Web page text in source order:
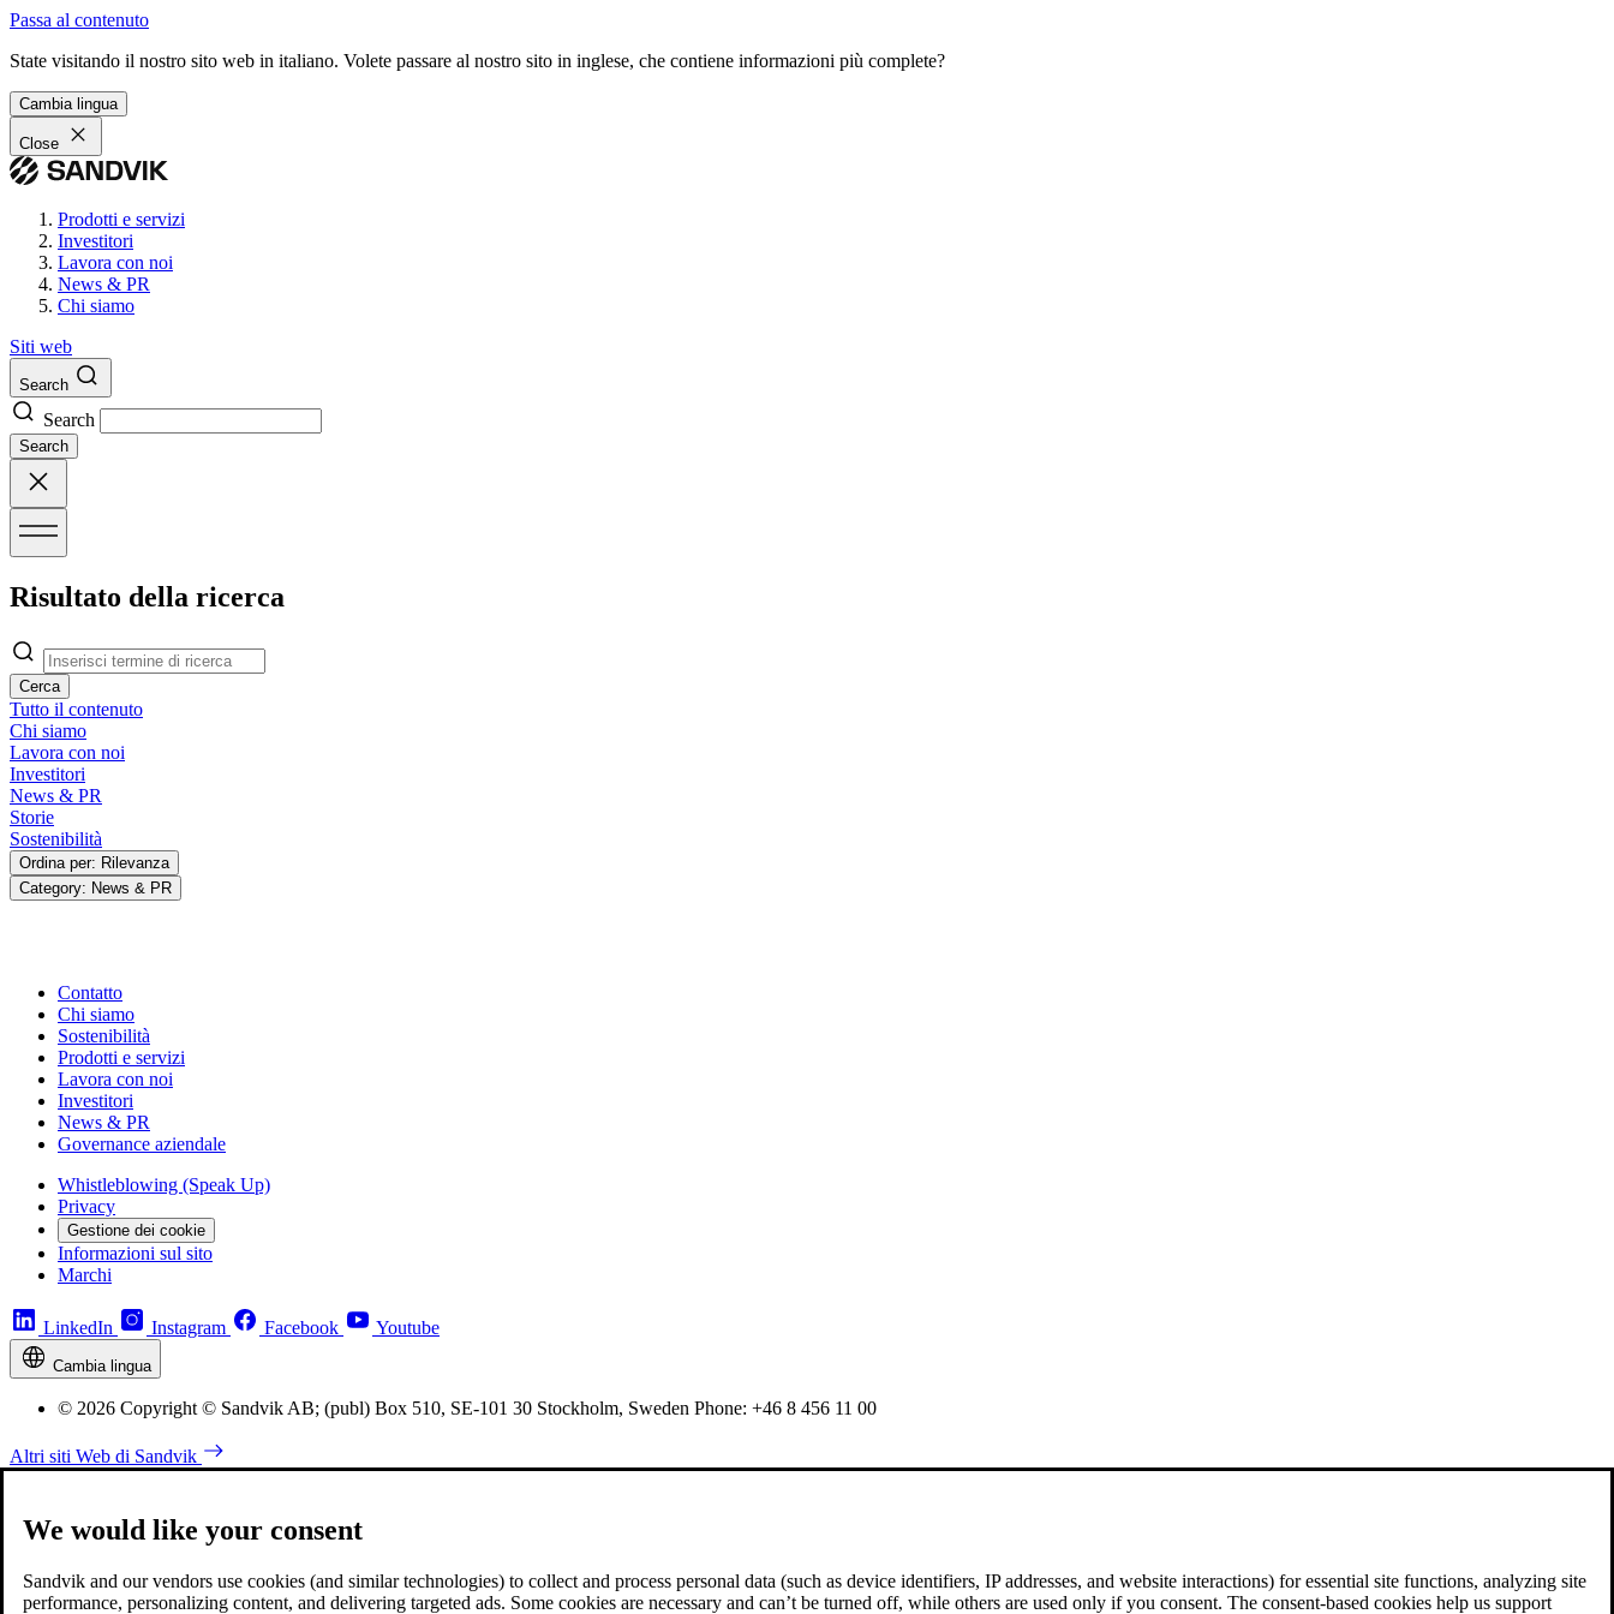
Passa al contenuto
State visitando il nostro sito web in italiano. Volete passare al nostro sito in inglese, che contiene informazioni più complete?
Cambia lingua
Close
Prodotti e servizi
Investitori
Lavora con noi
News & PR
Chi siamo
Siti web
Search
Search
Search
Risultato della ricerca
Cerca
Tutto il contenuto
Chi siamo
Lavora con noi
Investitori
News & PR
Storie
Sostenibilità
Ordina per: Rilevanza
Category: News & PR
Contatto
Chi siamo
Sostenibilità
Prodotti e servizi
Lavora con noi
Investitori
News & PR
Governance aziendale
Whistleblowing (Speak Up)
Privacy
Gestione dei cookie
Informazioni sul sito
Marchi
LinkedIn Instagram Facebook Youtube
Cambia lingua
© 2026 Copyright © Sandvik AB; (publ) Box 510, SE-101 30 Stockholm, Sweden Phone: +46 8 456 11 00
Altri siti Web di Sandvik
We would like your consent
Sandvik and our vendors use cookies (and similar technologies) to collect and process personal data (such as device identifiers, IP addresses, and website interactions) for essential site functions, analyzing site
performance, personalizing content, and delivering targeted ads. Some cookies are necessary and can’t be turned off, while others are used only if you consent. The consent-based cookies help us support